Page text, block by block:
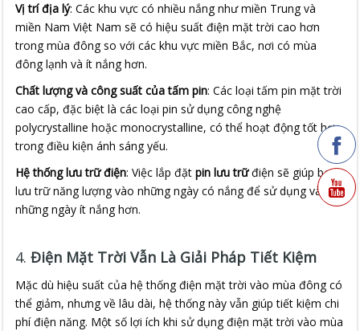
Vị trí địa lý: Các khu vực có nhiều nắng như miền Trung và
miền Nam Việt Nam sẽ có hiệu suất điện mặt trời cao hơn
trong mùa đông so với các khu vực miền Bắc, nơi có mùa
đông lạnh và ít nắng hơn.
Chất lượng và công suất của tấm pin: Các loại tấm pin mặt trời
cao cấp, đặc biệt là các loại pin sử dụng công nghệ
polycrystalline hoặc monocrystalline, có thể hoạt động tốt hơn
trong điều kiện ánh sáng yếu.
Hệ thống lưu trữ điện: Việc lắp đặtpin lưu trữđiện sẽ giúp bạn
lưu trữ năng lượng vào những ngày có nắng để sử dụng vào
những ngày ít nắng hơn.
4.Điện Mặt Trời Vẫn Là Giải Pháp Tiết Kiệm
Mặc dù hiệu suất của hệ thống điện mặt trời vào mùa đông có
thể giảm, nhưng về lâu dài, hệ thống này vẫn giúp tiết kiệm chi
phí điện năng. Một số lợi ích khi sử dụng điện mặt trời vào mùa